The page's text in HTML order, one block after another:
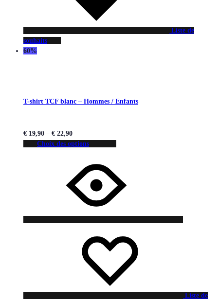
Liste de
souhaits
60%
T-shirt TCF blanc – Hommes / Enfants
€ 19,90 – € 22,90
Choix des options
Liste de